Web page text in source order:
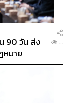
90 วัน ส่ง
มาย
...